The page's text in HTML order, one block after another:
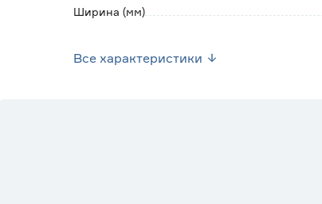
Ширина (мм)
Все характеристики